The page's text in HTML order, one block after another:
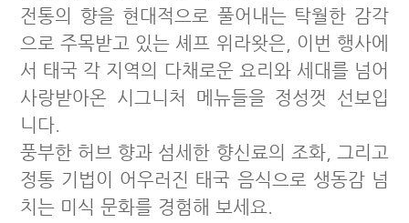
Tenants ' Corner
전통의 향을 현대적으로 풀어내는 탁월한 감각
으로 주목받고 있는 셰프 위라왓은, 이번 행사에
서 태국 각 지역의 다채로운 요리와 세대를 넘어
사랑받아온 시그니처 메뉴들을 정성껏 선보입
니다.
풍부한 허브 향과 섬세한 향신료의 조화, 그리고
정통 기법이 어우러진 태국 음식으로 생동감 넘
치는 미식 문화를 경험해 보세요.